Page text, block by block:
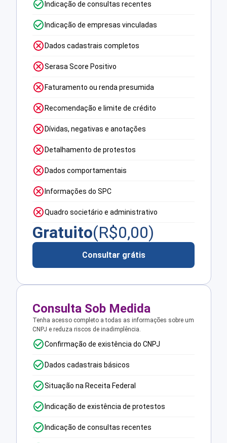
Indicação de consultas recentes
Indicação de empresas vinculadas
Dados cadastrais completos
Serasa Score Positivo
Faturamento ou renda presumida
Recomendação e limite de crédito
Dívidas, negativas e anotações
Detalhamento de protestos
Dados comportamentais
Informações do SPC
Quadro societário e administrativo
Gratuito(R$0,00)
Consultar grátis
Consulta Sob Medida
Tenha acesso completo a todas as informações sobre um
CNPJ e reduza riscos de inadimplência.
Confirmação de existência do CNPJ
Dados cadastrais básicos
Situação na Receita Federal
Indicação de existência de protestos
Indicação de consultas recentes